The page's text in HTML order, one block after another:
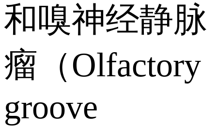
和嗅神经静脉
瘤（Olfactory
groove